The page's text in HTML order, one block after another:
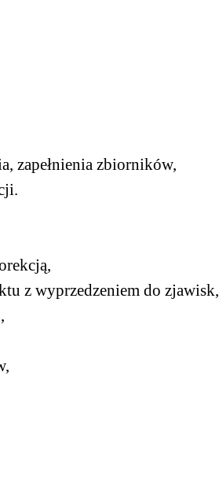
zapełnienia zbiorników,
z wyprzedzeniem do zjawisk,